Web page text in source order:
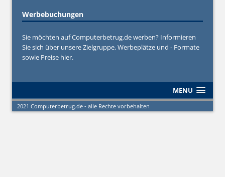
Werbebuchungen
Sie möchten auf Computerbetrug.de werben? Informieren
Sie sich über unsere Zielgruppe, Werbeplätze und - Formate
sowie Preise hier.
MENU
2021 Computerbetrug.de - alle Rechte vorbehalten